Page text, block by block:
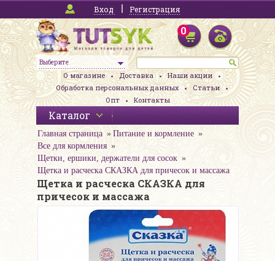
Вход Регистрация
Выберите
0
О магазине Доставка
Наши акции
Обработка персональных данных
Статьи
Опт
Контакты
Каталог
Главная страница
Питание и кормление
Все для кормления
Щетки, ершики, держатели для сосок
Щетка и расческа СКАЗКА для причесок и массажа
Щетка и расческа СКАЗКА для
причесок и массажа